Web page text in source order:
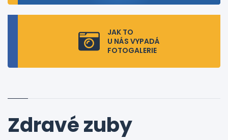
JAK TO
U NÁS VYPADÁ
FOTOGALERIE
Zdravé zuby